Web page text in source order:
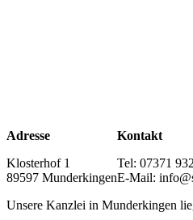
Adresse
Klosterhof 1
89597 Munderkingen
Kontakt
Tel: 07371
E-Mail:
Unsere Kanzlei in Munderkingen